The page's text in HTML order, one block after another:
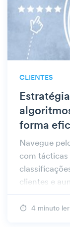
CLIENTES
forma
Navegue
com tácticas
clientes e
optimizando
4 minuto ler